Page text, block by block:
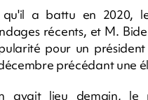
qu'il a battu en 2020,
récents, et M.
pour un
précédant une
avait lieu demain, le